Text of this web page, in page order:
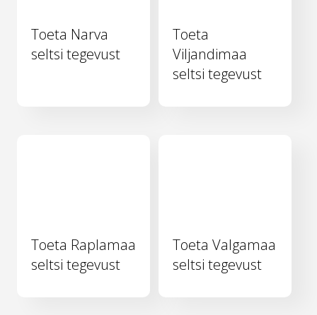
Toeta Narva
seltsi tegevust
Toeta
Viljandimaa
seltsi tegevust
Toeta Raplamaa
seltsi tegevust
Toeta Valgamaa
seltsi tegevust